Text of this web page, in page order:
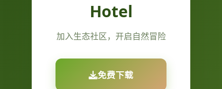
Hotel
加入生态社区，开启自然冒险
免费下载